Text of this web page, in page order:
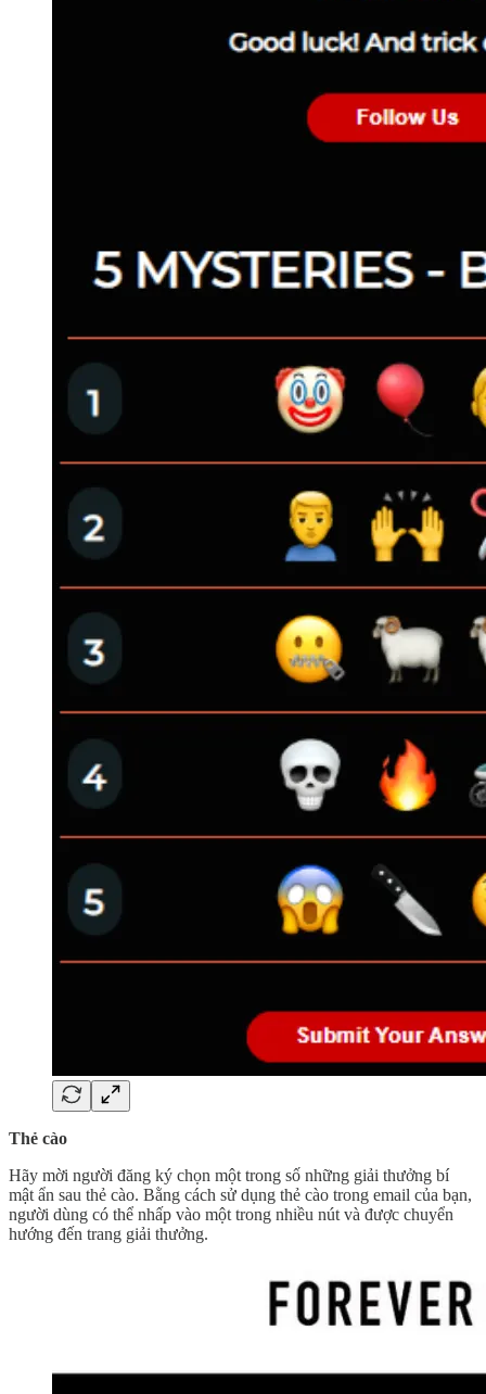
Thẻ cào
Hãy mời người đăng ký chọn một trong số những giải thưởng bí
mật ẩn sau thẻ cào. Bằng cách sử dụng thẻ cào trong email của bạn,
người dùng có thể nhấp vào một trong nhiều nút và được chuyển
hướng đến trang giải thưởng.